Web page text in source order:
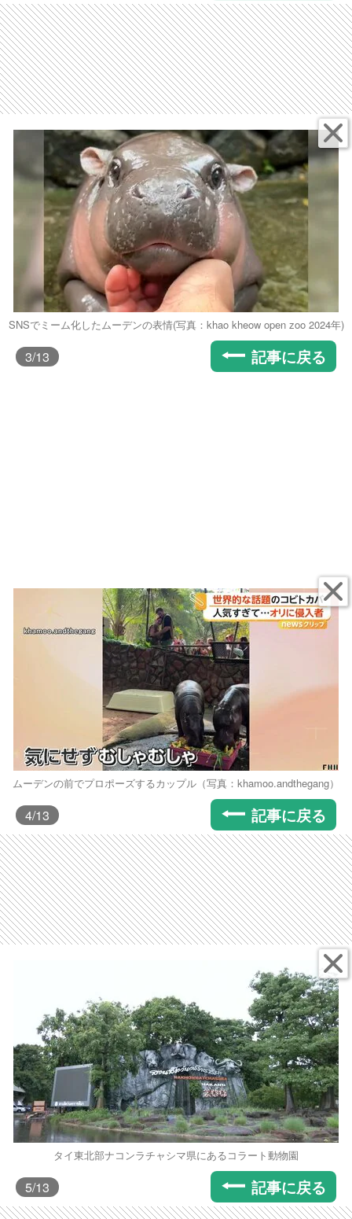
SNSでミーム化したムーデンの表情(写真：khao kheow open zoo 2024年)
3/13 記事に戻る
ムーデンの前でプロポーズするカップル（写真：khamoo.andthegang）
4/13 記事に戻る
タイ東北部ナコンラチャシマ県にあるコラート動物園
5/13 記事に戻る